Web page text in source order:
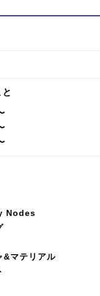
Nodes
&マテリアル